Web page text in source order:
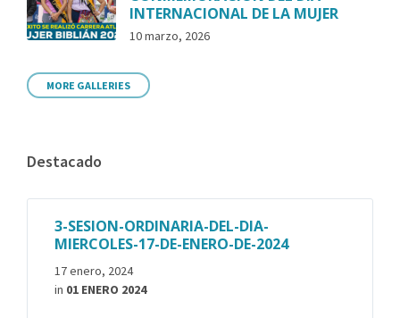
INTERNACIONAL DE LA MUJER
10 marzo, 2026
MORE GALLERIES
Destacado
3-SESION-ORDINARIA-DEL-DIA-
MIERCOLES-17-DE-ENERO-DE-2024
17 enero, 2024
in 01 ENERO 2024